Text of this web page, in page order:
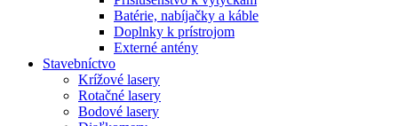
Batérie, nabíjačky a káble
Doplnky k prístrojom
Externé antény
Stavebníctvo
Krížové lasery
Rotačné lasery
Bodové lasery